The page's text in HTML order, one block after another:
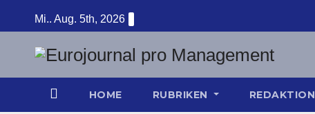
Inhalt
springen
Mi.. Aug. 5th, 2026
HOME RUBRIKEN REDAKTION